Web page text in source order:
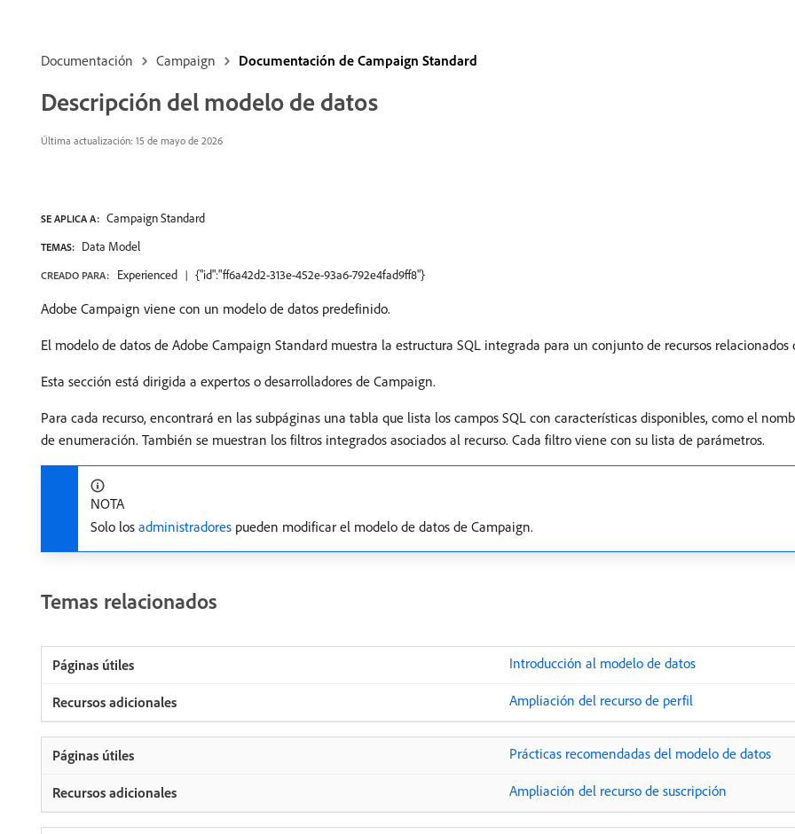
Documentación Campaign Documentación de Campaign Standard
Descripción del modelo de datos
Última actualización: 15 de mayo de 2026
SE APLICA A: Campaign Standard
TEMAS: Data Model
CREADO PARA: Experienced {"id":"ff6a42d2-313e-452e-93a6-792e4fad9ff8"}
Adobe Campaign viene con un modelo de datos predefinido.
El modelo de datos de Adobe Campaign Standard muestra la estructura SQL integrada para un conjunto de recursos
Esta sección está dirigida a expertos o desarrolladores de Campaign.
Para cada recurso, encontrará en las subpáginas una tabla que lista los campos SQL con características disponibles, como el
de enumeración. También se muestran los filtros integrados asociados al recurso. Cada filtro viene con su lista de parámetros.
NOTA
Solo los administradores pueden modificar el modelo de datos de Campaign.
Temas relacionados
Introducción al modelo de datos
Ampliación del recurso de perfil
Prácticas recomendadas del modelo de datos
Ampliación del recurso de suscripción